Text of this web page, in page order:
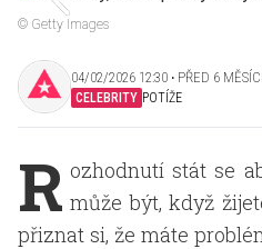
© Getty Images
04/02/2026 12:30 ‧ PŘED 6
CELEBRITY POTÍŽE
R ozhodnutí stát se
může být, když
přiznat si, že máte